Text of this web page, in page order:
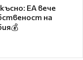
EA вече
на